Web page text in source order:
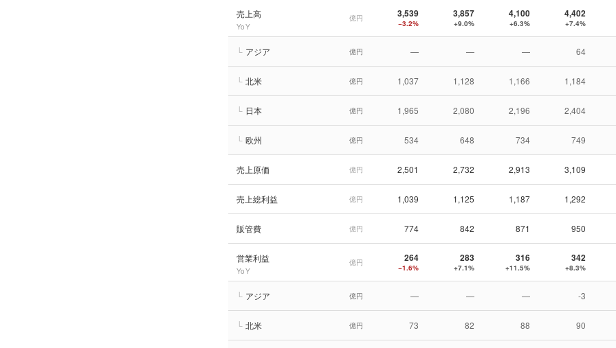
売上高
YoY
億円 3,539
−3.2%
3,857
+9.0%
4,100
+6.3%
4,402
+7.4%
└ アジア 億円 — — — 64
└ 北米 億円 1,037 1,128 1,166 1,184
└ 日本 億円 1,965 2,080 2,196 2,404
└ 欧州 億円 534 648 734 749
売上原価 億円 2,501 2,732 2,913 3,109
売上総利益 億円 1,039 1,125 1,187 1,292
販管費 億円 774 842 871 950
営業利益
YoY
億円 264
−1.6%
283
+7.1%
316
+11.5%
342
+8.3%
└ アジア 億円 — — — -3
└ 北米 億円 73 82 88 90